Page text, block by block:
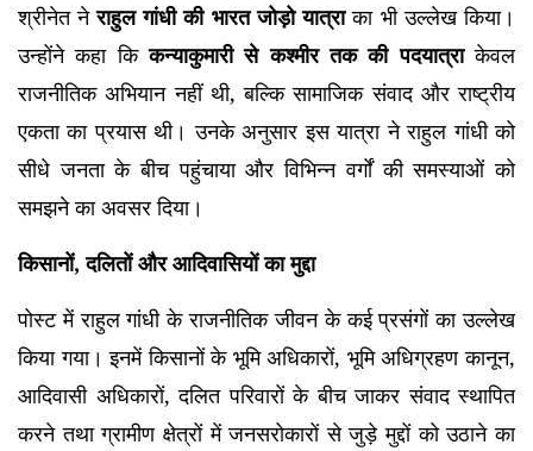
श्रीनेत नेराहुल गांधी की भारत जोड़ो यात्राका भी उल्लेख किया।
उन्होंने कहा किकन्याकुमारी से कश्मीर तक की पदयात्राकेवल
राजनीतिक अभियान नहीं थी, बल्कि सामाजिक संवाद और राष्ट्रीय
एकता का प्रयास थी। उनके अनुसार इस यात्रा ने राहुल गांधी को
सीधे जनता के बीच पहुंचाया और विभिन्न वर्गों की समस्याओं को
समझने का अवसर दिया।
किसानों, दलितों और आदिवासियों का मुद्दा
पोस्ट में राहुल गांधी के राजनीतिक जीवन के कई प्रसंगों का उल्लेख
किया गया। इनमें किसानों के भूमि अधिकारों, भूमि अधिग्रहण कानून,
आदिवासी अधिकारों, दलित परिवारों के बीच जाकर संवाद स्थापित
करने तथा ग्रामीण क्षेत्रों में जनसरोकारों से जुड़े मुद्दों को उठाने का